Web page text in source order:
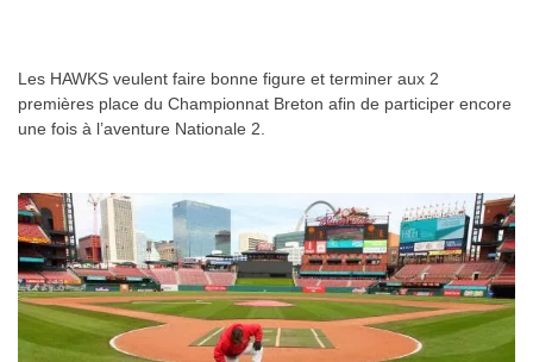
Les HAWKS veulent faire bonne figure et terminer aux 2
premières place du Championnat Breton afin de participer encore
une fois à l’aventure Nationale 2.